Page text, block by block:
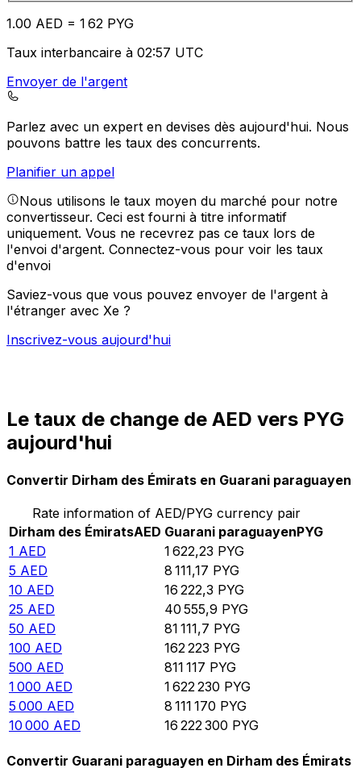
1.00 AED = 1 62 PYG
Taux interbancaire à 02:57 UTC
Envoyer de l'argent
Parlez avec un expert en devises dès aujourd'hui. Nous
pouvons battre les taux des concurrents.
Planifier un appel
Nous utilisons le taux moyen du marché pour notre
convertisseur. Ceci est fourni à titre informatif
uniquement. Vous ne recevrez pas ce taux lors de
l'envoi d'argent. Connectez-vous pour voir les taux
d'envoi
Saviez-vous que vous pouvez envoyer de l'argent à
l'étranger avec Xe ?
Inscrivez-vous aujourd'hui
Le taux de change de AED vers PYG
aujourd'hui
Convertir Dirham des Émirats en Guarani paraguayen
Rate information of AED/PYG currency pair
Dirham des ÉmiratsAED Guarani paraguayenPYG
1 AED 1 622,23 PYG
5 AED 8 111,17 PYG
10 AED 16 222,3 PYG
25 AED 40 555,9 PYG
50 AED 81 111,7 PYG
100 AED 162 223 PYG
500 AED 811 117 PYG
1 000 AED 1 622 230 PYG
5 000 AED 8 111 170 PYG
10 000 AED 16 222 300 PYG
Convertir Guarani paraguayen en Dirham des Émirats